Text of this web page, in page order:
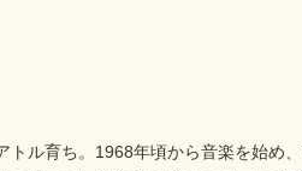
トル育ち。1968年頃から音楽を始め